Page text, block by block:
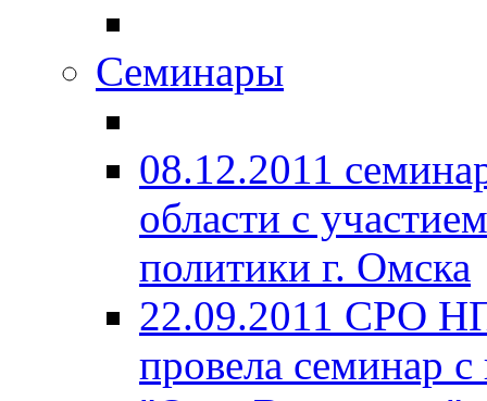
Семинары
08.12.2011
области с
политики г. Омска
22.09.2011 СРО
провела семинар